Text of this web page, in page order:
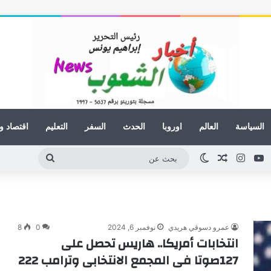
السياسة العالم اوروبا الحدث السفر التعليم اقتصاد
لينكدإنيوتيوب انستقراممقال عشوائي
الوضع المظلم
عمرو دسوقي هريدي نوفمبر 6, 2024 0
8
انتخابات أمريكا.. هاريس تحصل على
127صوتا فى المجمع الانتخابى وترامب 222